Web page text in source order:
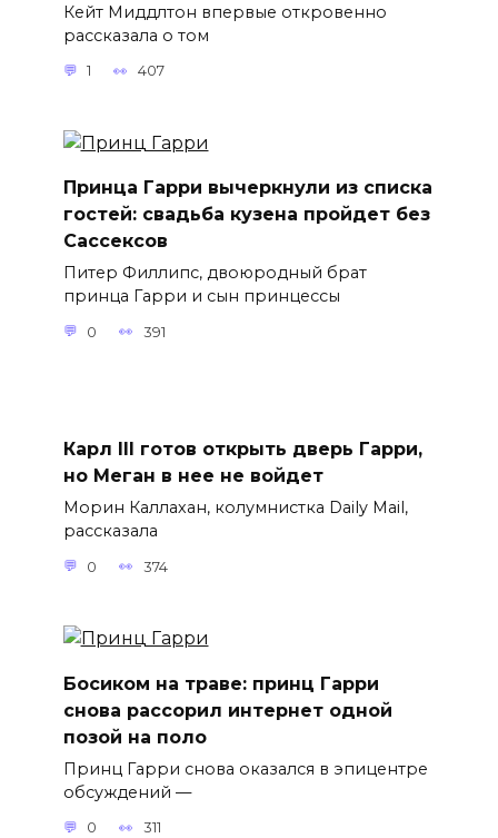
Кейт Миддлтон впервые откровенно
рассказала о том
1 407
Принца Гарри вычеркнули из списка
гостей: свадьба кузена пройдет без
Сассексов
Питер Филлипс, двоюродный брат
принца Гарри и сын принцессы
0 391
Карл III готов открыть дверь Гарри,
но Меган в нее не войдет
Морин Каллахан, колумнистка Daily Mail,
рассказала
0 374
Босиком на траве: принц Гарри
снова рассорил интернет одной
позой на поло
Принц Гарри снова оказался в эпицентре
обсуждений —
0 311